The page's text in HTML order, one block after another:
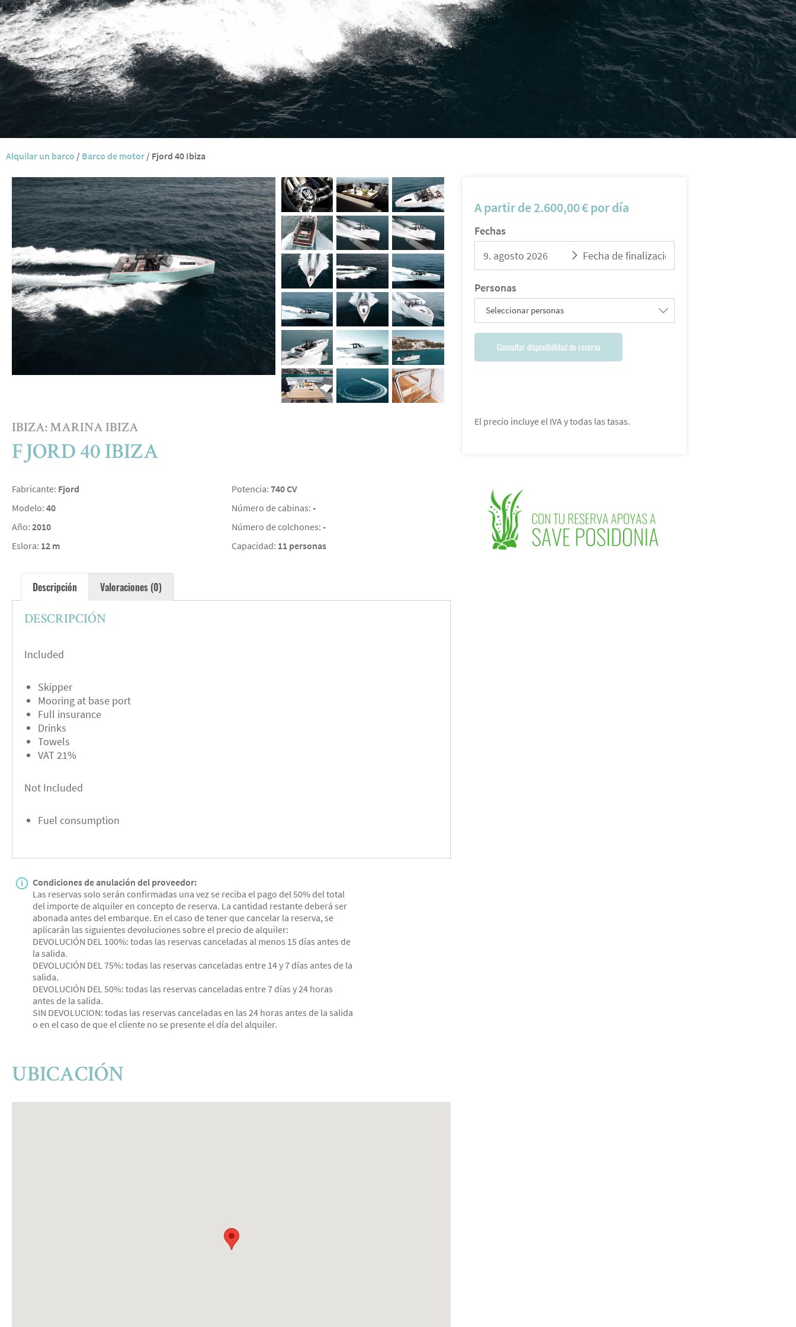
Alquilar un barco / Barco de motor / Fjord 40 Ibiza
IBIZA: MARINA IBIZA
FJORD 40 IBIZA
Fabricante: Fjord
Modelo: 40
Año: 2010
Eslora: 12 m
Potencia: 740 CV
Número de cabinas: -
Número de colchones: -
Capacidad: 11 personas
Descripción Valoraciones (0)
DESCRIPCIÓN
Included
Skipper
Mooring at base port
Full insurance
Drinks
Towels
VAT 21%
Not Included
Fuel consumption
Condiciones de anulación del proveedor:
Las reservas solo serán confirmadas una vez se reciba el pago del 50% del total
del importe de alquiler en concepto de reserva. La cantidad restante deberá ser
abonada antes del embarque. En el caso de tener que cancelar la reserva, se
aplicarán las siguientes devoluciones sobre el precio de alquiler:
DEVOLUCIÓN DEL 100%: todas las reservas canceladas al menos 15 días antes de
la salida.
DEVOLUCIÓN DEL 75%: todas las reservas canceladas entre 14 y 7 días antes de la
salida.
DEVOLUCIÓN DEL 50%: todas las reservas canceladas entre 7 días y 24 horas
antes de la salida.
SIN DEVOLUCION: todas las reservas canceladas en las 24 horas antes de la salida
o en el caso de que el cliente no se presente el día del alquiler.
UBICACIÓN
A partir de2.600,00€por día
Fechas
Personas
Seleccionar personas
Consultar disponibilidad de reserva
El precio incluye el IVA y todas las tasas.